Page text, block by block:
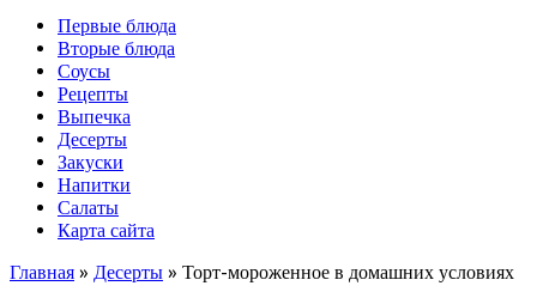
Первые блюда
Вторые блюда
Соусы
Рецепты
Выпечка
Десерты
Закуски
Напитки
Салаты
Карта сайта
Главная » Десерты » Торт-мороженное в домашних условиях